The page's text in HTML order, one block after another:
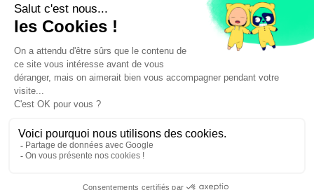
Mentions légales